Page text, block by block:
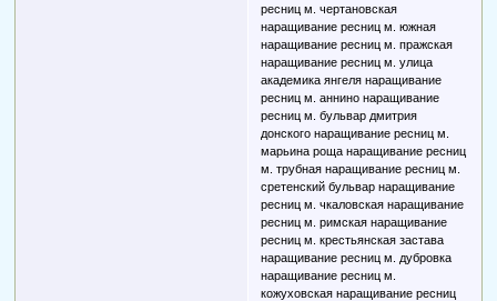
ресниц м. чертановская
наращивание ресниц м. южная
наращивание ресниц м. пражская
наращивание ресниц м. улица
академика янгеля наращивание
ресниц м. аннино наращивание
ресниц м. бульвар дмитрия
донского наращивание ресниц м.
марьина роща наращивание ресниц
м. трубная наращивание ресниц м.
сретенский бульвар наращивание
ресниц м. чкаловская наращивание
ресниц м. римская наращивание
ресниц м. крестьянская застава
наращивание ресниц м. дубровка
наращивание ресниц м.
кожуховская наращивание ресниц